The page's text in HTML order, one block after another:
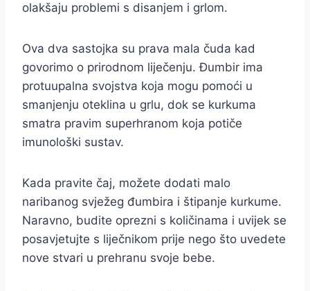
olakšaju problemi s disanjem i grlom.
Ova dva sastojka su prava mala čuda kad
govorimo o prirodnom liječenju. Đumbir ima
protuupalna svojstva koja mogu pomoći u
smanjenju oteklina u grlu, dok se kurkuma
smatra pravim superhranom koja potiče
imunološki sustav.
Kada pravite čaj, možete dodati malo
naribanog svježeg đumbira i štipanje kurkume.
Naravno, budite oprezni s količinama i uvijek se
posavjetujte s liječnikom prije nego što uvedete
nove stvari u prehranu svoje bebe.